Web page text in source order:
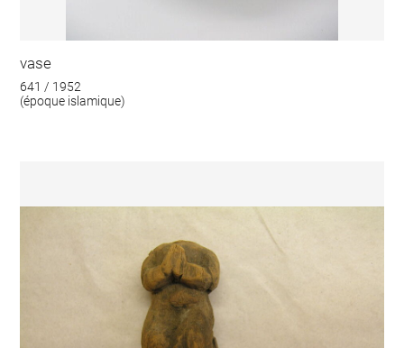
vase
641 / 1952
(époque islamique)